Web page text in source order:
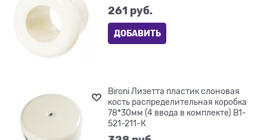
261 руб.
ДОБАВИТЬ
Bironi Лизетта пластик слоновая
кость распределительная коробка
78*30мм (4 ввода в комплекте) B1-
521-211-К